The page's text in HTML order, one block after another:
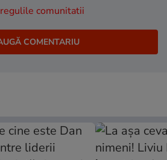
regulile comunitatii